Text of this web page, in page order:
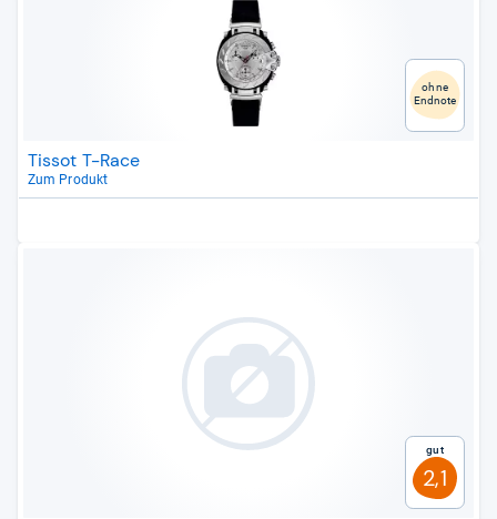
ohne
Endnote
Tissot T-Race
Zum Produkt
Gut
2,1